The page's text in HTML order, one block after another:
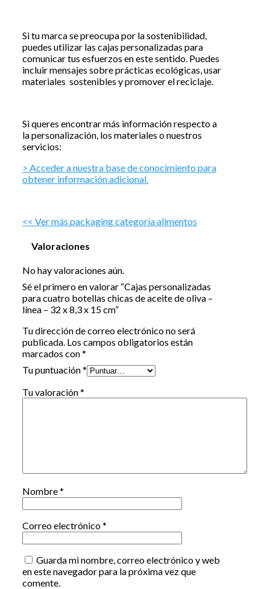
Si tu marca se preocupa por la sostenibilidad,
puedes utilizar las cajas personalizadas para
comunicar tus esfuerzos en este sentido. Puedes
incluir mensajes sobre prácticas ecológicas, usar
materiales sostenibles y promover el reciclaje.
Si queres encontrar más información respecto a
la personalización, los materiales o nuestros
servicios:
> Acceder a nuestra base de conocimiento para
obtener información adicional.
<< Ver más packaging categoría alimentos
Valoraciones
No hay valoraciones aún.
Sé el primero en valorar “Cajas personalizadas
para cuatro botellas chicas de aceite de oliva –
línea – 32 x 8,3 x 15 cm”
Tu dirección de correo electrónico no será
publicada. Los campos obligatorios están
marcados con*
Tu puntuación*
Tu valoración*
Nombre*
Correo electrónico*
Guarda mi nombre, correo electrónico y web
en este navegador para la próxima vez que
comente.